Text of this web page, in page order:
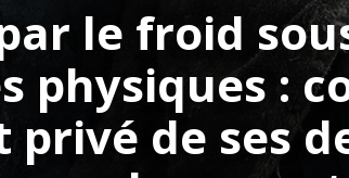
le froid
physiques :
privé de ses